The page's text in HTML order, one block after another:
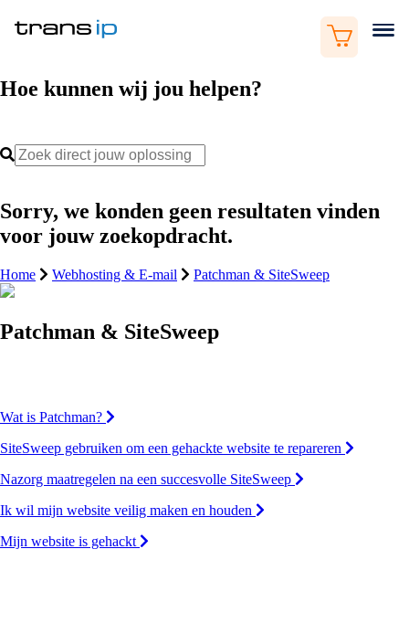
Hoe kunnen wij jou helpen?
Sorry, we konden geen resultaten vinden
voor jouw zoekopdracht.
Home Webhosting & E-mail Patchman & SiteSweep
Patchman & SiteSweep
Wat is Patchman?
SiteSweep gebruiken om een gehackte website te repareren
Nazorg maatregelen na een succesvolle SiteSweep
Ik wil mijn website veilig maken en houden
Mijn website is gehackt